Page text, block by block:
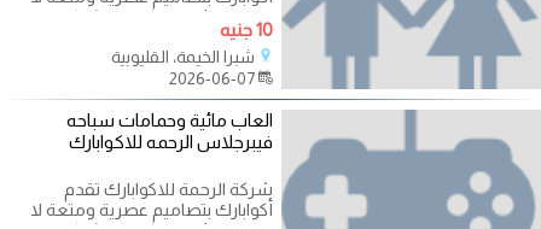
حدود لها! نقدم لكم في شركة الرحمة
10 جنيه
شبرا الخيمة، القليوبية
2026-06-07
العاب مائية وحمامات سباحه
فيبرجلاس الرحمه للاكوابارك
شركة الرحمة للاكوابارك تقدم
أكوابارك بتصاميم عصرية ومتعة لا